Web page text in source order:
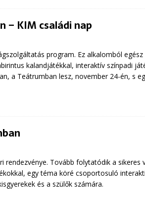
– KIM családi nap
program. Ez alkalomból
kalandjátékkal, interaktív színpadi
a Teátrumban lesz, november 24-én, s
rendezvénye. Tovább folytatódik a sikeres
egy téma köré csoportosuló
és a szülők számára.